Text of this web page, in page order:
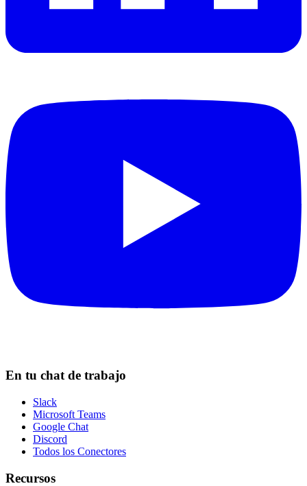
En tu chat de trabajo
Slack
Microsoft Teams
Google Chat
Discord
Todos los Conectores
Recursos